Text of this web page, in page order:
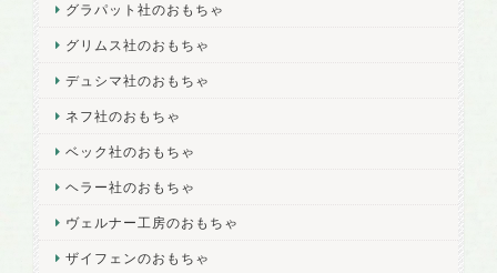
グラパット社のおもちゃ
グリムス社のおもちゃ
デュシマ社のおもちゃ
ネフ社のおもちゃ
ベック社のおもちゃ
ヘラー社のおもちゃ
ヴェルナー工房のおもちゃ
ザイフェンのおもちゃ